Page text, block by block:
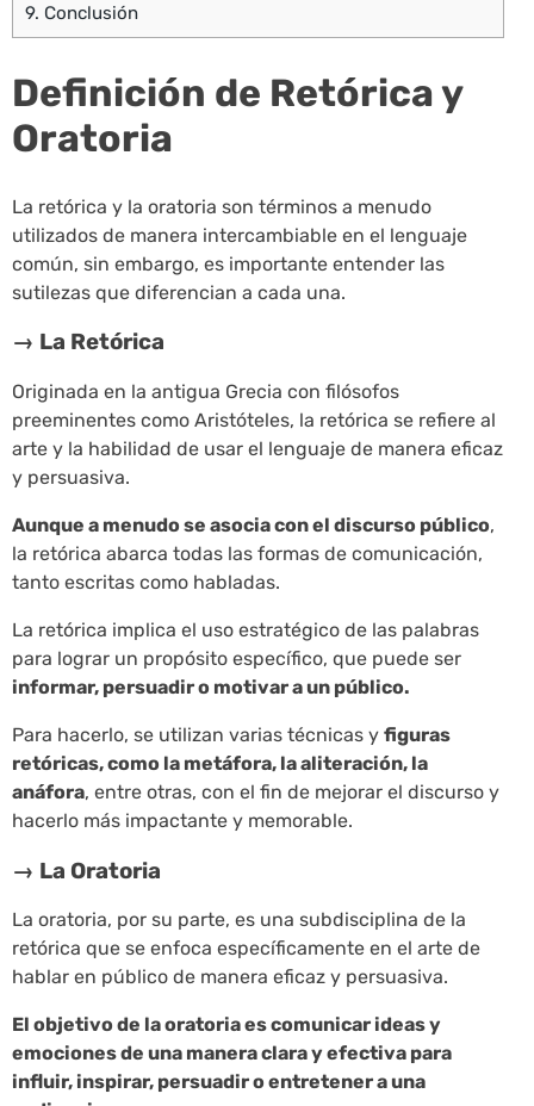
9. Conclusión
Definición de Retórica y
Oratoria
La retórica y la oratoria son términos a menudo
utilizados de manera intercambiable en el lenguaje
común, sin embargo, es importante entender las
sutilezas que diferencian a cada una.
→ La Retórica
Originada en la antigua Grecia con filósofos
preeminentes como Aristóteles, la retórica se refiere al
arte y la habilidad de usar el lenguaje de manera eficaz
y persuasiva.
Aunque a menudo se asocia con el discurso público,
la retórica abarca todas las formas de comunicación,
tanto escritas como habladas.
La retórica implica el uso estratégico de las palabras
para lograr un propósito específico, que puede ser
informar, persuadir o motivar a un público.
Para hacerlo, se utilizan varias técnicas y figuras
retóricas, como la metáfora, la aliteración, la
anáfora, entre otras, con el fin de mejorar el discurso y
hacerlo más impactante y memorable.
→ La Oratoria
La oratoria, por su parte, es una subdisciplina de la
retórica que se enfoca específicamente en el arte de
hablar en público de manera eficaz y persuasiva.
El objetivo de la oratoria es comunicar ideas y
emociones de una manera clara y efectiva para
influir, inspirar, persuadir o entretener a una